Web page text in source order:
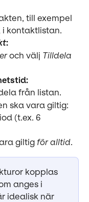
till exempel
i kontaktlistan.
:
och välj Tilldela
från listan.
ska vara giltig:
(t.ex. 6
giltig för alltid.
kopplas
anges i
idealisk när